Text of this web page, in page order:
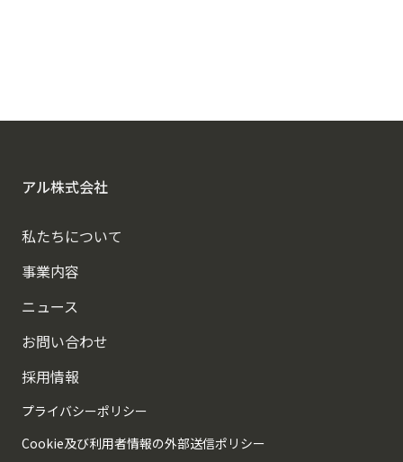
アル株式会社
私たちについて
事業内容
ニュース
お問い合わせ
採用情報
プライバシーポリシー
Cookie及び利用者情報の外部送信ポリシー